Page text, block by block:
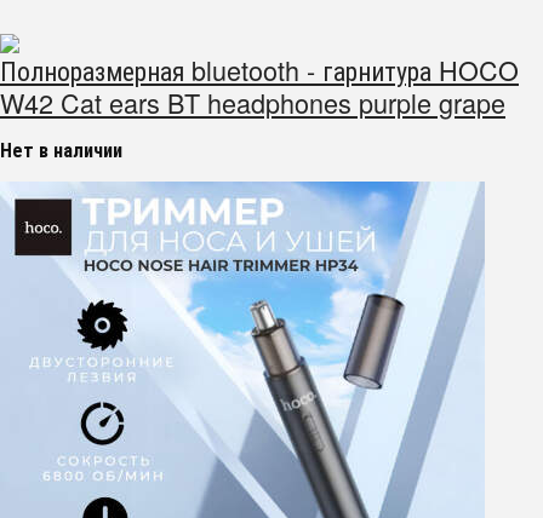
Полноразмерная bluetooth - гарнитура HOCO
W42 Cat ears BT headphones purple grape
Нет в наличии